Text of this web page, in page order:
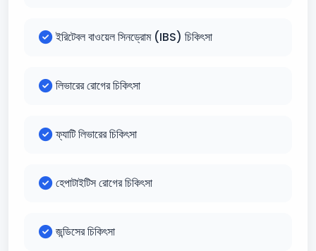
ইরিটেবল বাওয়েল সিনড্রোম (IBS) চিকিৎসা
লিভারের রোগের চিকিৎসা
ফ্যাটি লিভারের চিকিৎসা
হেপাটাইটিস রোগের চিকিৎসা
জন্ডিসের চিকিৎসা